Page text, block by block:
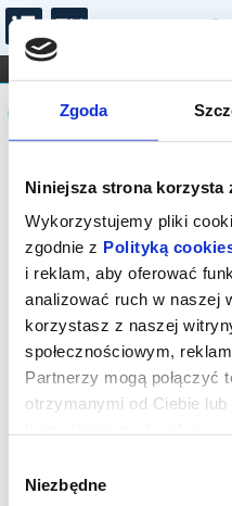
Zgoda
Niniejsza strona korzysta
Wykorzystujemy pliki
zgodnie z Polityką
i reklam, aby oferować
analizować ruch w naszej
korzystasz z naszej
społecznościowym,
Partnerzy mogą połączyć
otrzymanymi od Ciebie
zgody
Niezbędne
FILHARMONIA OPERA I
DLA DZIECI
Komunikat
Sprzedaż biletów
została